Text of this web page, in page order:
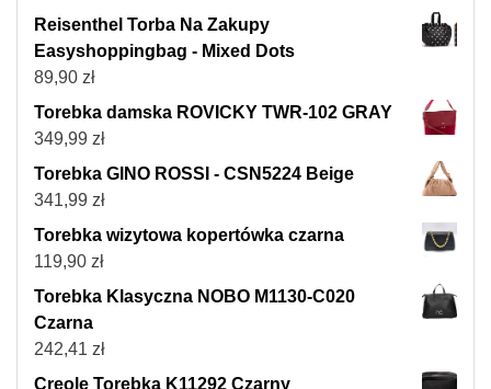
Reisenthel Torba Na Zakupy
Easyshoppingbag - Mixed Dots
89,90 zł
Torebka damska ROVICKY TWR-102 GRAY
349,99 zł
Torebka GINO ROSSI - CSN5224 Beige
341,99 zł
Torebka wizytowa kopertówka czarna
119,90 zł
Torebka Klasyczna NOBO M1130-C020
Czarna
242,41 zł
Creole Torebka K11292 Czarny